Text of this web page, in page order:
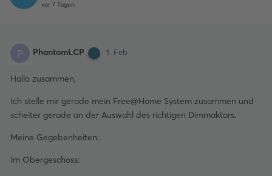
vor 7 Tagen
P PhantomLCP 1. Feb
Hallo zusammen,
Ich stelle mir gerade mein Free@Home System zusammen und
scheiter gerade an der Auswahl des richtigen Dimmaktors.
Meine Gegebenheiten:
Im Obergeschoss: